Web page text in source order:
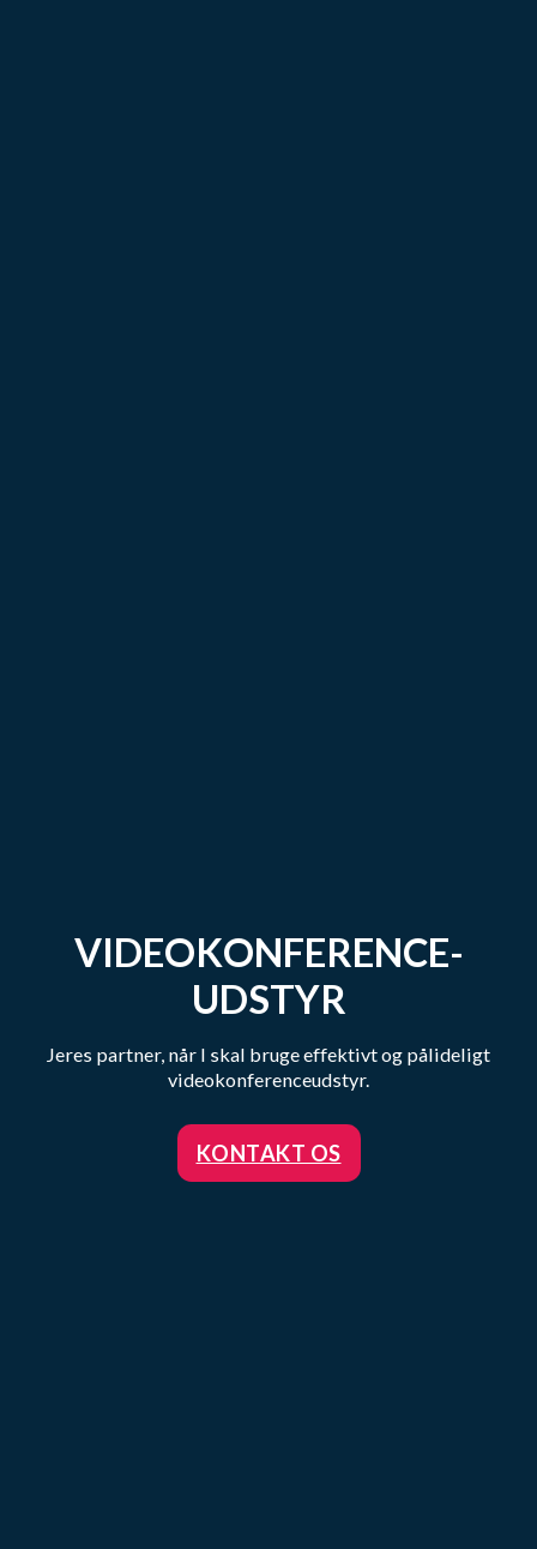
VIDEOKONFERENCE­
UDSTYR
Jeres partner, når I skal bruge effektivt og pålideligt
videokonferenceudstyr.
KONTAKT OS